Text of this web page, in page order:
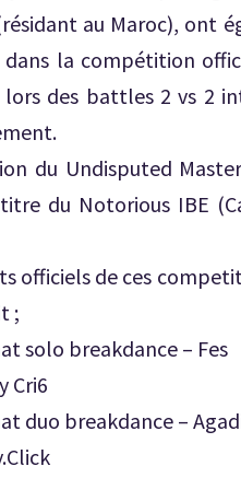
au Maroc),
la compétition
lors des battles 2 vs 2
du Undisputed
du Notorious IBE
officiels de ces
;
solo breakdance – Fes
Cri6
duo breakdance –